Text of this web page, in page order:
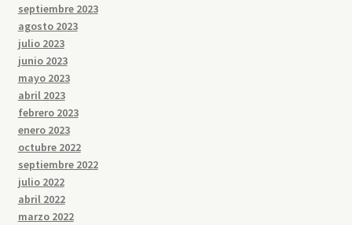
septiembre 2023
agosto 2023
julio 2023
junio 2023
mayo 2023
abril 2023
febrero 2023
enero 2023
octubre 2022
septiembre 2022
julio 2022
abril 2022
marzo 2022